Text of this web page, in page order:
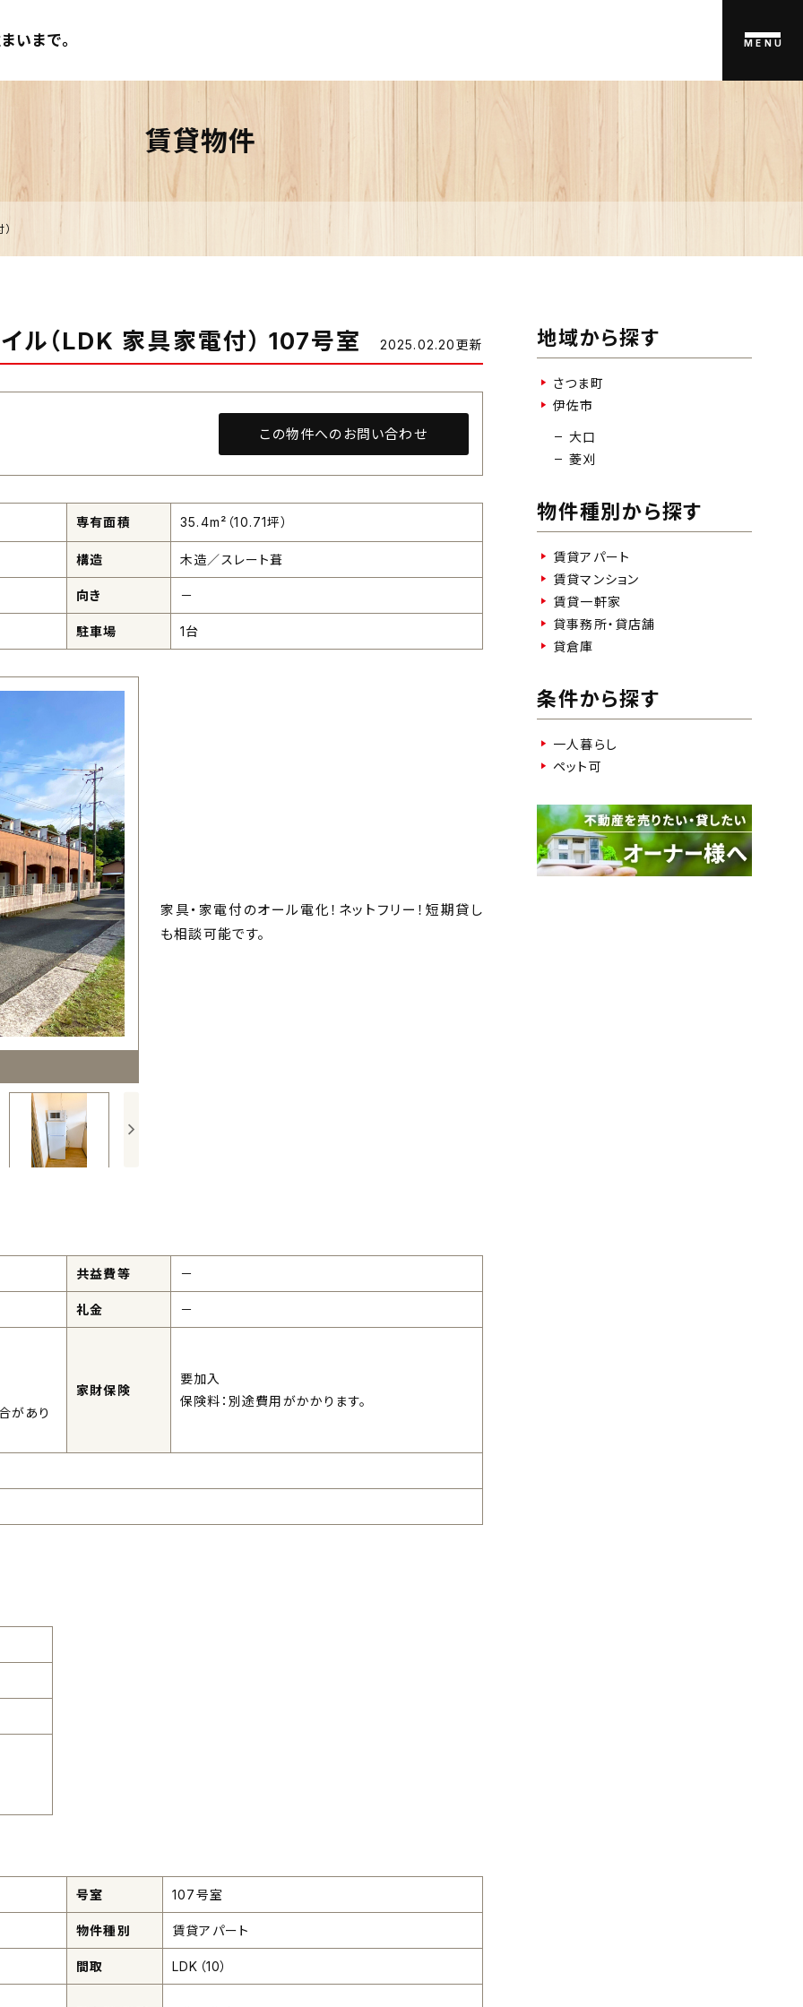
いまで。 MENU
賃貸物件
ル（LDK 家具家電付） 107号室 2025.02.20更新
この物件へのお問い合わせ
専有面積 35.4m²（10.71坪）
構造 木造／スレート葺
向き －
駐車場 1台
家具・家電付のオール電化！ネットフリー！短期貸し
も相談可能です。
共益費等 －
礼金 －
があり
家財保険
要加入
保険料：別途費用がかかります。
号室 107号室
物件種別 賃貸アパート
間取 LDK（10）
地域から探す
さつま町
伊佐市
大口
菱刈
物件種別から探す
賃貸アパート
賃貸マンション
賃貸一軒家
貸事務所・貸店舗
貸倉庫
条件から探す
一人暮らし
ペット可